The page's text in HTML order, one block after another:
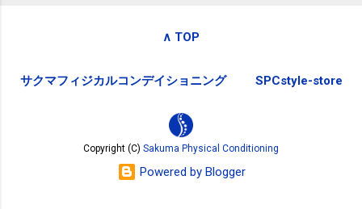
Parkway, Mountain View, CA 94043, United States
∧ TOP
サクマフィジカルコンデイショニング SPCstyle-store
Copyright (C) Sakuma Physical Conditioning
Powered by Blogger